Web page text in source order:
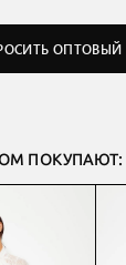
ОПТОВЫЙ
ПОКУПАЮТ: